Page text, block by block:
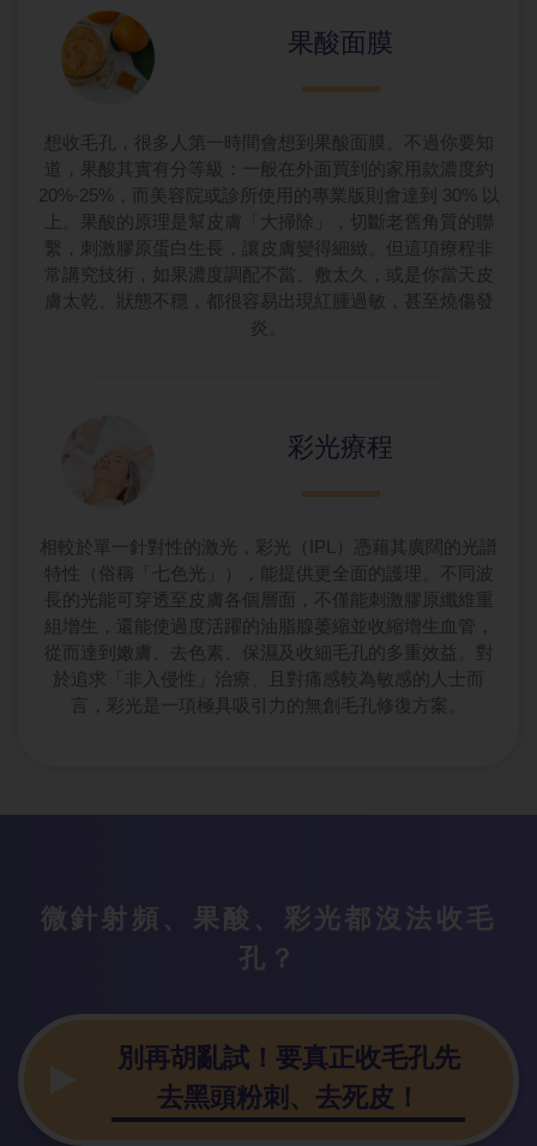
果酸面膜
想收毛孔，很多人第一時間會想到果酸面膜。不過你要知
道，果酸其實有分等級：一般在外面買到的家用款濃度約
20%-25%，而美容院或診所使用的專業版則會達到 30% 以
上。果酸的原理是幫皮膚「大掃除」，切斷老舊角質的聯
繫，刺激膠原蛋白生長，讓皮膚變得細緻。但這項療程非
常講究技術，如果濃度調配不當、敷太久，或是你當天皮
膚太乾、狀態不穩，都很容易出現紅腫過敏，甚至燒傷發
炎。
彩光療程
相較於單一針對性的激光，彩光（IPL）憑藉其廣闊的光譜
特性（俗稱「七色光」），能提供更全面的護理。不同波
長的光能可穿透至皮膚各個層面，不僅能刺激膠原纖維重
組增生，還能使過度活躍的油脂腺萎縮並收縮增生血管，
從而達到嫩膚、去色素、保濕及收細毛孔的多重效益。對
於追求「非入侵性」治療、且對痛感較為敏感的人士而
言，彩光是一項極具吸引力的無創毛孔修復方案。
微針射頻、果酸、彩光都沒法收毛
孔？
別再胡亂試！要真正收毛孔先
去黑頭粉刺、去死皮！